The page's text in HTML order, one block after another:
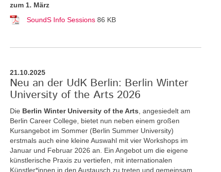
zum 1. März
SoundS Info Sessions 86 KB
21.10.2025
Neu an der UdK Berlin: Berlin Winter
University of the Arts 2026
Die Berlin Winter University of the Arts , angesiedelt am
Berlin Career College, bietet nun neben einem großen
Kursangebot im Sommer (Berlin Summer University)
erstmals auch eine kleine Auswahl mit vier Workshops im
Januar und Februar 2026 an. Ein Angebot um die eigene
künstlerische Praxis zu vertiefen, mit internationalen
Künstler*innen in den Austausch zu treten und gemeinsam